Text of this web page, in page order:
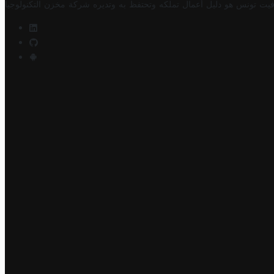
تونس هو دليل أعمال تملكه وتحتفظ به وتديره شركة مخزن التكنولوجيا